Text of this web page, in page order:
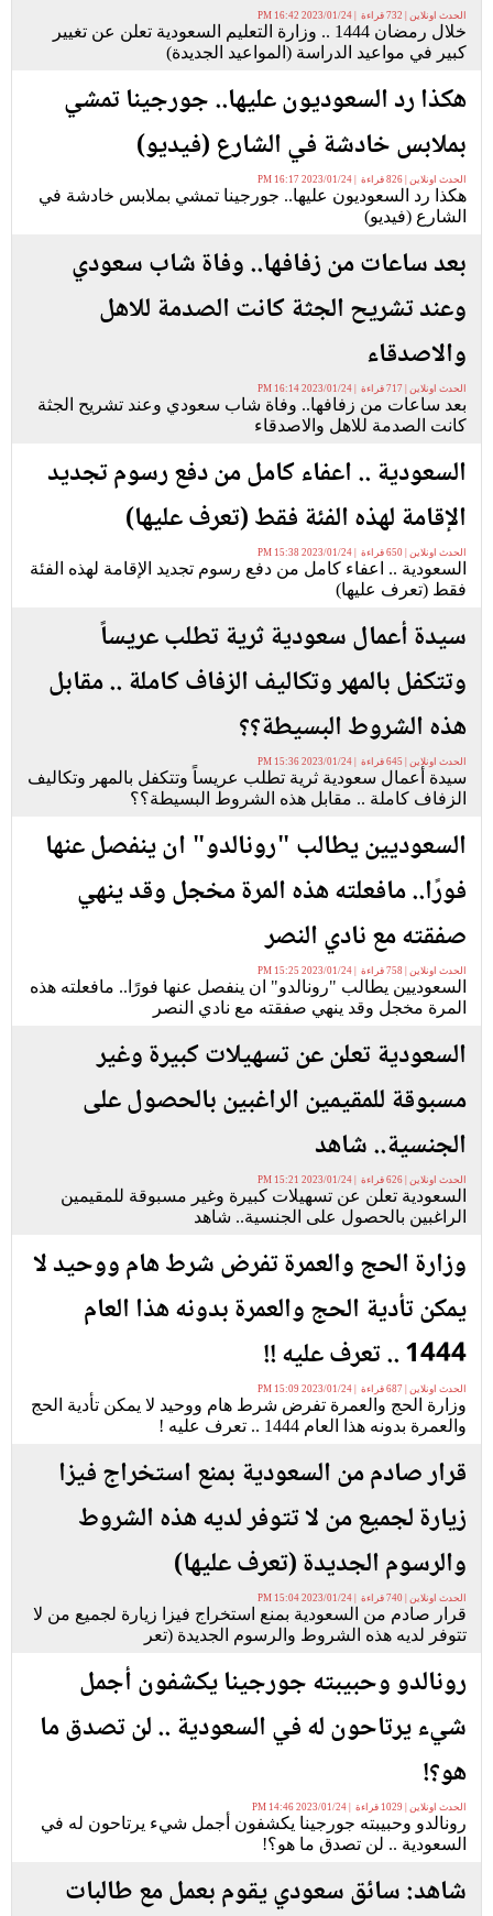
الحدث اونلاين | 732 قراءة | 2023/01/24 16:42 PM
خلال رمضان 1444 .. وزارة التعليم السعودية تعلن عن تغيير
كبير في مواعيد الدراسة (المواعيد الجديدة)
هكذا رد السعوديون عليها.. جورجينا تمشي
بملابس خادشة في الشارع (فيديو)
الحدث اونلاين | 826 قراءة | 2023/01/24 16:17 PM
هكذا رد السعوديون عليها.. جورجينا تمشي بملابس خادشة في
الشارع (فيديو)
بعد ساعات من زفافها.. وفاة شاب سعودي
وعند تشريح الجثة كانت الصدمة للاهل
والاصدقاء
الحدث اونلاين | 717 قراءة | 2023/01/24 16:14 PM
بعد ساعات من زفافها.. وفاة شاب سعودي وعند تشريح الجثة
كانت الصدمة للاهل والاصدقاء
السعودية .. اعفاء كامل من دفع رسوم تجديد
الإقامة لهذه الفئة فقط (تعرف عليها)
الحدث اونلاين | 650 قراءة | 2023/01/24 15:38 PM
السعودية .. اعفاء كامل من دفع رسوم تجديد الإقامة لهذه الفئة
فقط (تعرف عليها)
سيدة أعمال سعودية ثرية تطلب عريساً
وتتكفل بالمهر وتكاليف الزفاف كاملة .. مقابل
هذه الشروط البسيطة؟؟
الحدث اونلاين | 645 قراءة | 2023/01/24 15:36 PM
سيدة أعمال سعودية ثرية تطلب عريساً وتتكفل بالمهر وتكاليف
الزفاف كاملة .. مقابل هذه الشروط البسيطة؟؟
السعوديين يطالب "رونالدو" ان ينفصل عنها
فورًا.. مافعلته هذه المرة مخجل وقد ينهي
صفقته مع نادي النصر
الحدث اونلاين | 758 قراءة | 2023/01/24 15:25 PM
السعوديين يطالب "رونالدو" ان ينفصل عنها فورًا.. مافعلته هذه
المرة مخجل وقد ينهي صفقته مع نادي النصر
السعودية تعلن عن تسهيلات كبيرة وغير
مسبوقة للمقيمين الراغبين بالحصول على
الجنسية.. شاهد
الحدث اونلاين | 626 قراءة | 2023/01/24 15:21 PM
السعودية تعلن عن تسهيلات كبيرة وغير مسبوقة للمقيمين
الراغبين بالحصول على الجنسية.. شاهد
وزارة الحج والعمرة تفرض شرط هام ووحيد لا
يمكن تأدية الحج والعمرة بدونه هذا العام
1444 .. تعرف عليه !!
الحدث اونلاين | 687 قراءة | 2023/01/24 15:09 PM
وزارة الحج والعمرة تفرض شرط هام ووحيد لا يمكن تأدية الحج
والعمرة بدونه هذا العام 1444 .. تعرف عليه !
قرار صادم من السعودية بمنع استخراج فيزا
زيارة لجميع من لا تتوفر لديه هذه الشروط
والرسوم الجديدة (تعرف عليها)
الحدث اونلاين | 740 قراءة | 2023/01/24 15:04 PM
قرار صادم من السعودية بمنع استخراج فيزا زيارة لجميع من لا
تتوفر لديه هذه الشروط والرسوم الجديدة (تعر
رونالدو وحبيبته جورجينا يكشفون أجمل
شيء يرتاحون له في السعودية .. لن تصدق ما
هو؟!
الحدث اونلاين | 1029 قراءة | 2023/01/24 14:46 PM
رونالدو وحبيبته جورجينا يكشفون أجمل شيء يرتاحون له في
السعودية .. لن تصدق ما هو؟!
شاهد: سائق سعودي يقوم بعمل مع طالبات